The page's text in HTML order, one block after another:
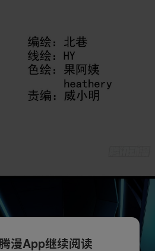
漫App继续阅读